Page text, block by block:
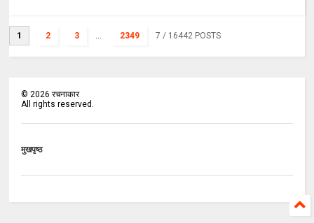
1 2 3 ... 2349 7 / 16442 POSTS
©2026 रचनाकार
All rights reserved.
मुखपृष्ठ